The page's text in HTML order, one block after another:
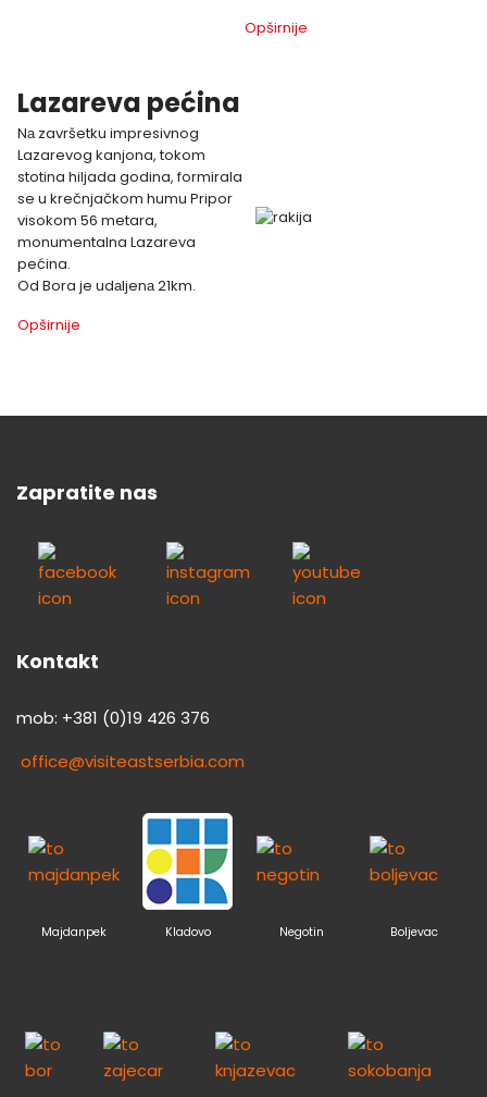
Opširnije
Lazareva pećina
Nа završetku impresivnog
Lazarevog kanjona, tokom
stotina hiljada godina, formirala
se u krečnjačkom humu Pripor
visokom 56 metara,
monumentalna Lazareva
pećina.
Od Bora je udаljenа 21km.
Opširnije
Zapratite nas
Kontakt
mob: +381 (0)19 426 376
office@visiteastserbia.com
Majdanpek Kladovo Negotin Boljevac